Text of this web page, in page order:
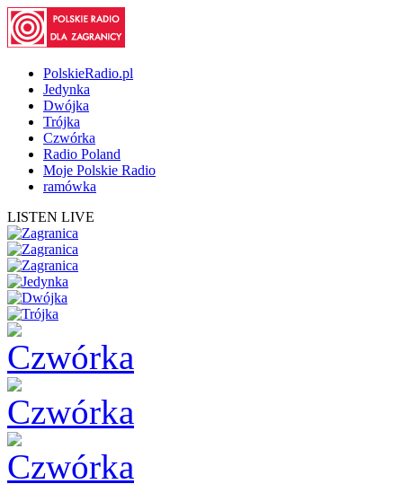
PolskieRadio.pl
Jedynka
Dwójka
Trójka
Czwórka
Radio Poland
Moje Polskie Radio
ramówka
LISTEN LIVE